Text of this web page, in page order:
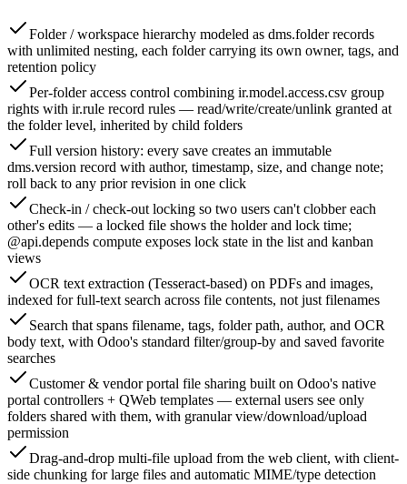
Folder / workspace hierarchy modeled as dms.folder records
with unlimited nesting, each folder carrying its own owner, tags, and
retention policy
Per-folder access control combining ir.model.access.csv group
rights with ir.rule record rules — read/write/create/unlink granted at
the folder level, inherited by child folders
Full version history: every save creates an immutable
dms.version record with author, timestamp, size, and change note;
roll back to any prior revision in one click
Check-in / check-out locking so two users can't clobber each
other's edits — a locked file shows the holder and lock time;
@api.depends compute exposes lock state in the list and kanban
views
OCR text extraction (Tesseract-based) on PDFs and images,
indexed for full-text search across file contents, not just filenames
Search that spans filename, tags, folder path, author, and OCR
body text, with Odoo's standard filter/group-by and saved favorite
searches
Customer & vendor portal file sharing built on Odoo's native
portal controllers + QWeb templates — external users see only
folders shared with them, with granular view/download/upload
permission
Drag-and-drop multi-file upload from the web client, with client-
side chunking for large files and automatic MIME/type detection